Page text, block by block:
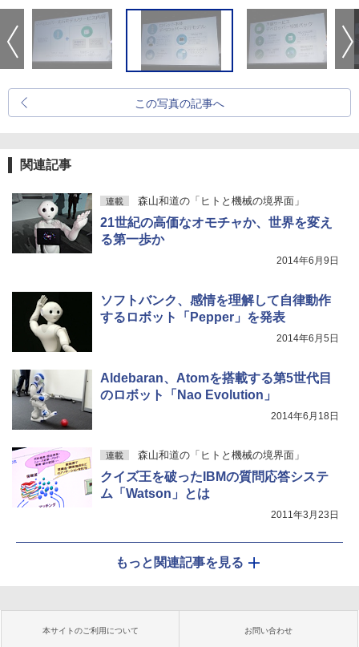
この写真の記事へ
関連記事
連載 森山和道の「ヒトと機械の境界面」
21世紀の高価なオモチャか、世界を変え
る第一歩か
2014年6月9日
ソフトバンク、感情を理解して自律動作
するロボット「Pepper」を発表
2014年6月5日
Aldebaran、Atomを搭載する第5世代目
のロボット「Nao Evolution」
2014年6月18日
連載 森山和道の「ヒトと機械の境界面」
クイズ王を破ったIBMの質問応答システ
ム「Watson」とは
2011年3月23日
もっと関連記事を見る
本サイトのご利用について お問い合わせ